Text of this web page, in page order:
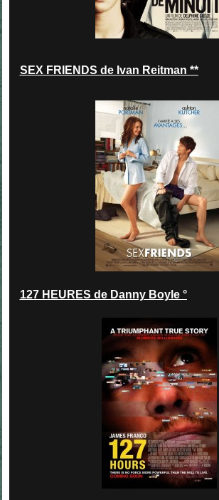
SEX FRIENDS de Ivan Reitman **
127 HEURES de Danny Boyle °